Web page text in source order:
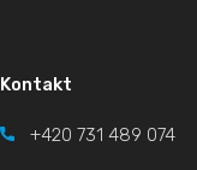
Kontakt
+420 731 489 074